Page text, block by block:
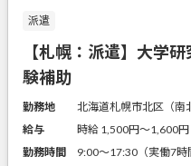
派遣
【札幌：派遣】大学
験補助
勤務地
北海道札幌市北区（南
給与
時給 1,500円〜1,600円
勤務時間
9:00～17:30（実働7時